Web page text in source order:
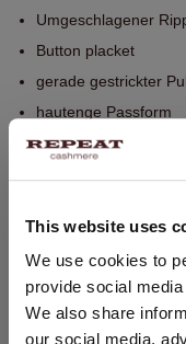
This website uses
We use cookies to
provide social
We also share
our social media,
Umgeschlagener
Button placket
gerade gestrickter
hautenge Passform
Handwäsche,
GRÖSSE &
PFLEGEHINWEISE
STANDORT
Sie besuchen
Möchten Sie Ihre